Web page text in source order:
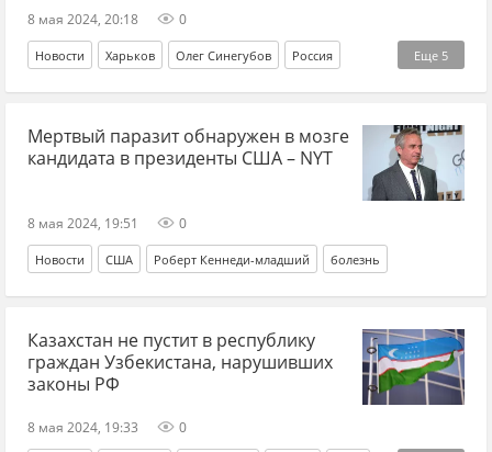
8 мая 2024, 20:18 0
Еще 5
Новости Харьков Олег Синегубов Россия
Харьковская область наступление СВО
Спецоперация ВС РФ
Мертвый паразит обнаружен в мозге
кандидата в президенты США – NYT
8 мая 2024, 19:51 0
Новости США Роберт Кеннеди-младший болезнь
Казахстан не пустит в республику
граждан Узбекистана, нарушивших
законы РФ
8 мая 2024, 19:33 0